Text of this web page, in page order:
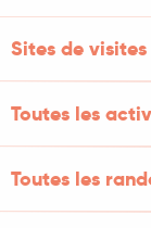
Sites de visites
Toutes les
Toutes les